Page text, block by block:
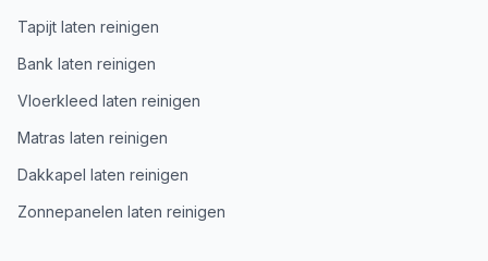
Tapijt laten reinigen
Bank laten reinigen
Vloerkleed laten reinigen
Matras laten reinigen
Dakkapel laten reinigen
Zonnepanelen laten reinigen